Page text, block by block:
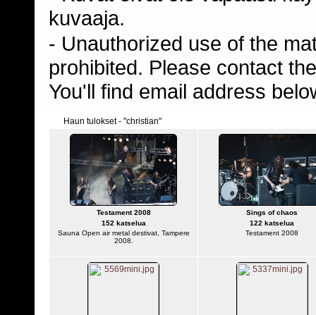
kuvaaja.
- Unauthorized use of the
prohibited. Please contact
You'll find email address
Haun tulokset - "christian"
Testament 2008
152 katselua
Sauna Open air metal destivat, Tampere
2008.
Sings of chaos
122 katselua
Testament 2008